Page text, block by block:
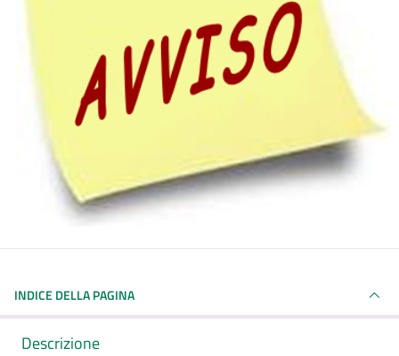
INDICE DELLA PAGINA
Descrizione